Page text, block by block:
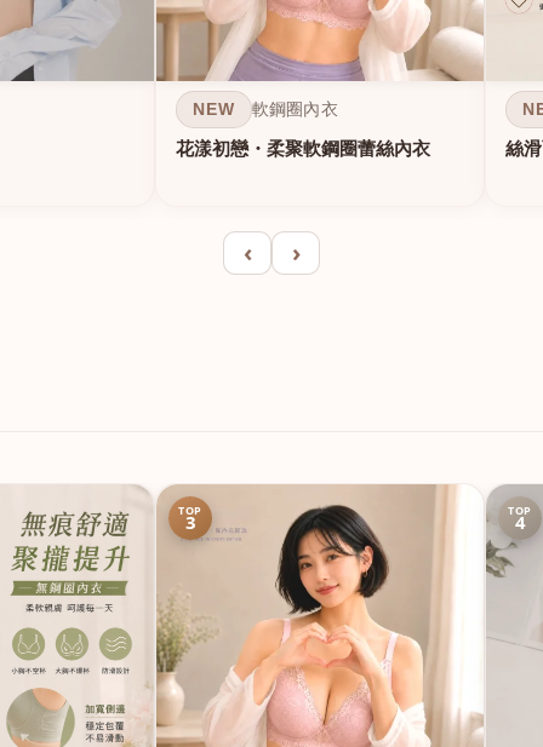
NEW 軟鋼圈內衣
花漾初戀・柔聚軟鋼圈蕾絲內衣 絲
‹ ›
TOP
3 TOP
4